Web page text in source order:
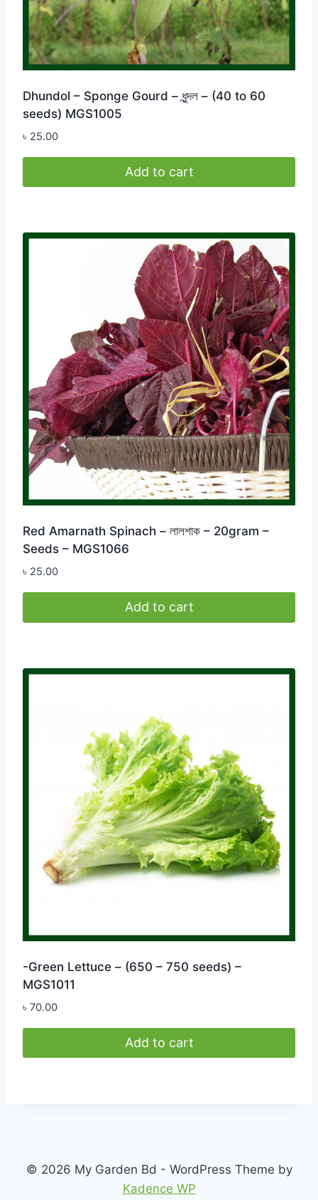
Dhundol – Sponge Gourd – ধুন্দল – (40 to 60
seeds) MGS1005
৳ 25.00
Add to cart
Red Amarnath Spinach – লালশাক – 20gram –
Seeds – MGS1066
৳ 25.00
Add to cart
-Green Lettuce – (650 – 750 seeds) –
MGS1011
৳ 70.00
Add to cart
© 2026 My Garden Bd - WordPress Theme by
Kadence WP